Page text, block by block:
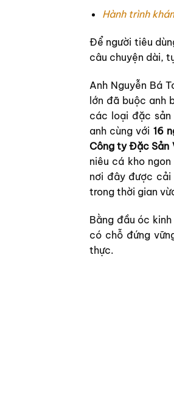
Hành trình
Để người tiêu
câu chuyện dài,
Anh Nguyễn Bá
lớn đã buộc anh
các loại đặc sản
anh cùng với 16
Công ty Đặc Sản
niêu cá kho
nơi đây được cải
trong thời gian
Bằng đầu óc
có chỗ đứng
thực.